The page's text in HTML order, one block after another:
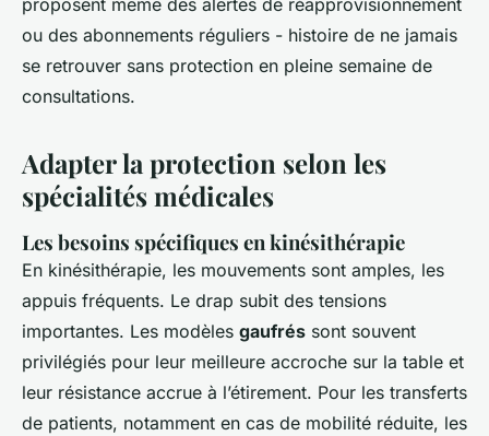
proposent même des alertes de réapprovisionnement
ou des abonnements réguliers - histoire de ne jamais
se retrouver sans protection en pleine semaine de
consultations.
Adapter la protection selon les
spécialités médicales
Les besoins spécifiques en kinésithérapie
En kinésithérapie, les mouvements sont amples, les
appuis fréquents. Le drap subit des tensions
importantes. Les modèles gaufrés sont souvent
privilégiés pour leur meilleure accroche sur la table et
leur résistance accrue à l’étirement. Pour les transferts
de patients, notamment en cas de mobilité réduite, les